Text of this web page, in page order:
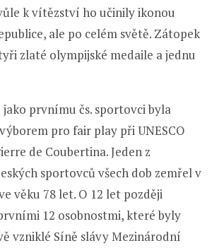
k vítězství ho učinily ikonou
ale po celém světě. Zátopek
zlaté olympijské medaile a jednu
jako prvnímu čs. sportovci byla
pro fair play při UNESCO
de Coubertina. Jeden z
sportovců všech dob zemřel v
věku 78 let. O 12 let později
12 osobnostmi, které byly
vzniklé Síně slávy Mezinárodní